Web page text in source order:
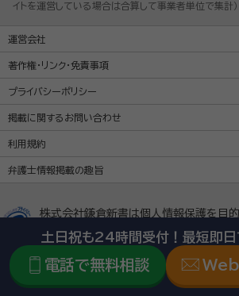
イトを運営している場合は合算して事業者単位で集計）
運営会社
著作権・リンク・免責事項
プライバシーポリシー
掲載に関するお問い合わせ
利用規約
弁護士情報掲載の趣旨
株式会社鎌倉新書は個人情報保護を目的
を取得しています。
「いい相続」及び関連サイトは、1984年
土日祝も24時間受付！最短即日
電話で無料相談 Web